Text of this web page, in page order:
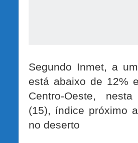
Segundo Inmet, a
está abaixo de 12%
Centro-Oeste, nesta
(15), índice próximo
no deserto